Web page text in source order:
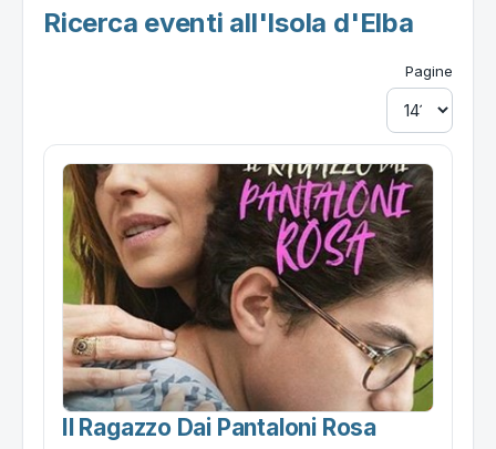
Ricerca eventi all'Isola d'Elba
Pagine
Il Ragazzo Dai Pantaloni Rosa